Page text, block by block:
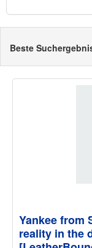
Beste
Yankee from
reality in the